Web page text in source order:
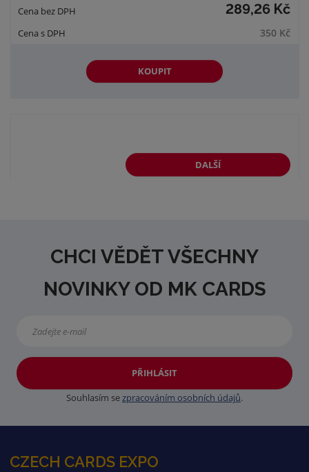
289,26 Kč
350 Kč
KOUPIT
DALŠÍ
CHCI VĚDĚT VŠECHNY
NOVINKY OD MK CARDS
PŘIHLÁSIT
Souhlasím sezpracováním osobních údajů.
CZECH CARDS EXPO